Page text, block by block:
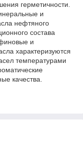
герметичности.
и
нефтяного
состава
и
характеризуются
температурами
качества.